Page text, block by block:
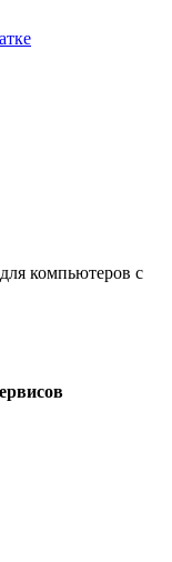
компьютеров с